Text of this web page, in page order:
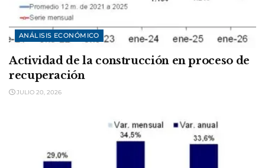
ANÁLISIS ECONÓMICO
Actividad de la construcción en proceso de
recuperación
JULIO 20, 2026